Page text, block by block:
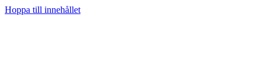
Hoppa till innehållet